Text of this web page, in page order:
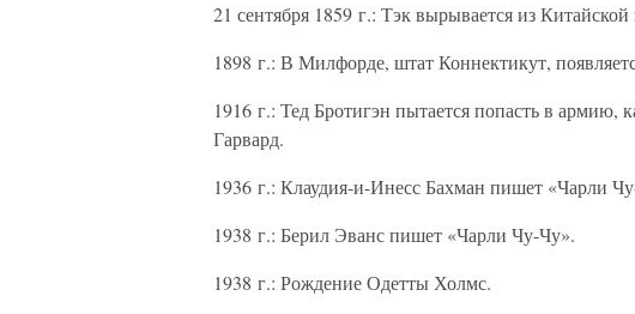
21 сентября 1859 г.: Тэк вырывается из
1898 г.: В Милфорде, штат Коннектикут,
1916 г.: Тед Бротигэн пытается попасть в армию,
Гарвард.
1936 г.: Клаудия-и-Инесс Бахман пишет «Чарли
1938 г.: Берил Эванс пишет «Чарли Чу-Чу».
1938 г.: Рождение Одетты Холмс.